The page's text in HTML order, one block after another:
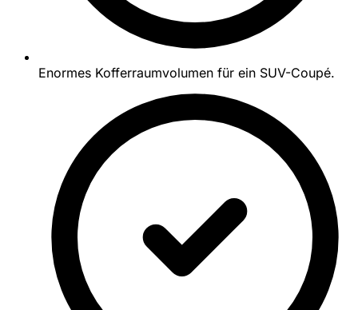
Enormes Kofferraumvolumen für ein SUV-Coupé.